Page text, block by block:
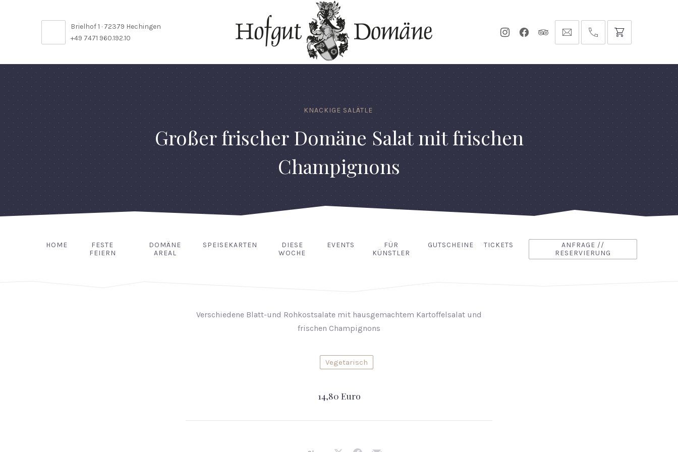
Brielhof 1 · 72379 Hechingen
+49 7471 960.192.10
NeuesNeuesNeues info@hofgut-0049747196019210
KNACKIGE SALÄTLE
Großer frischer Domäne Salat mit frischen
Champignons
HOME
FESTE
FEIERN
DOMÄNE
AREAL
SPEISEKARTEN
DIESE
WOCHE
EVENTS
FÜR
KÜNSTLER
GUTSCHEINE TICKETS
ANFRAGE //
RESERVIERUNG
Verschiedene Blatt-und Rohkostsalate mit hausgemachtem Kartoffelsalat und
frischen Champignons
Vegetarisch
14,80 Euro